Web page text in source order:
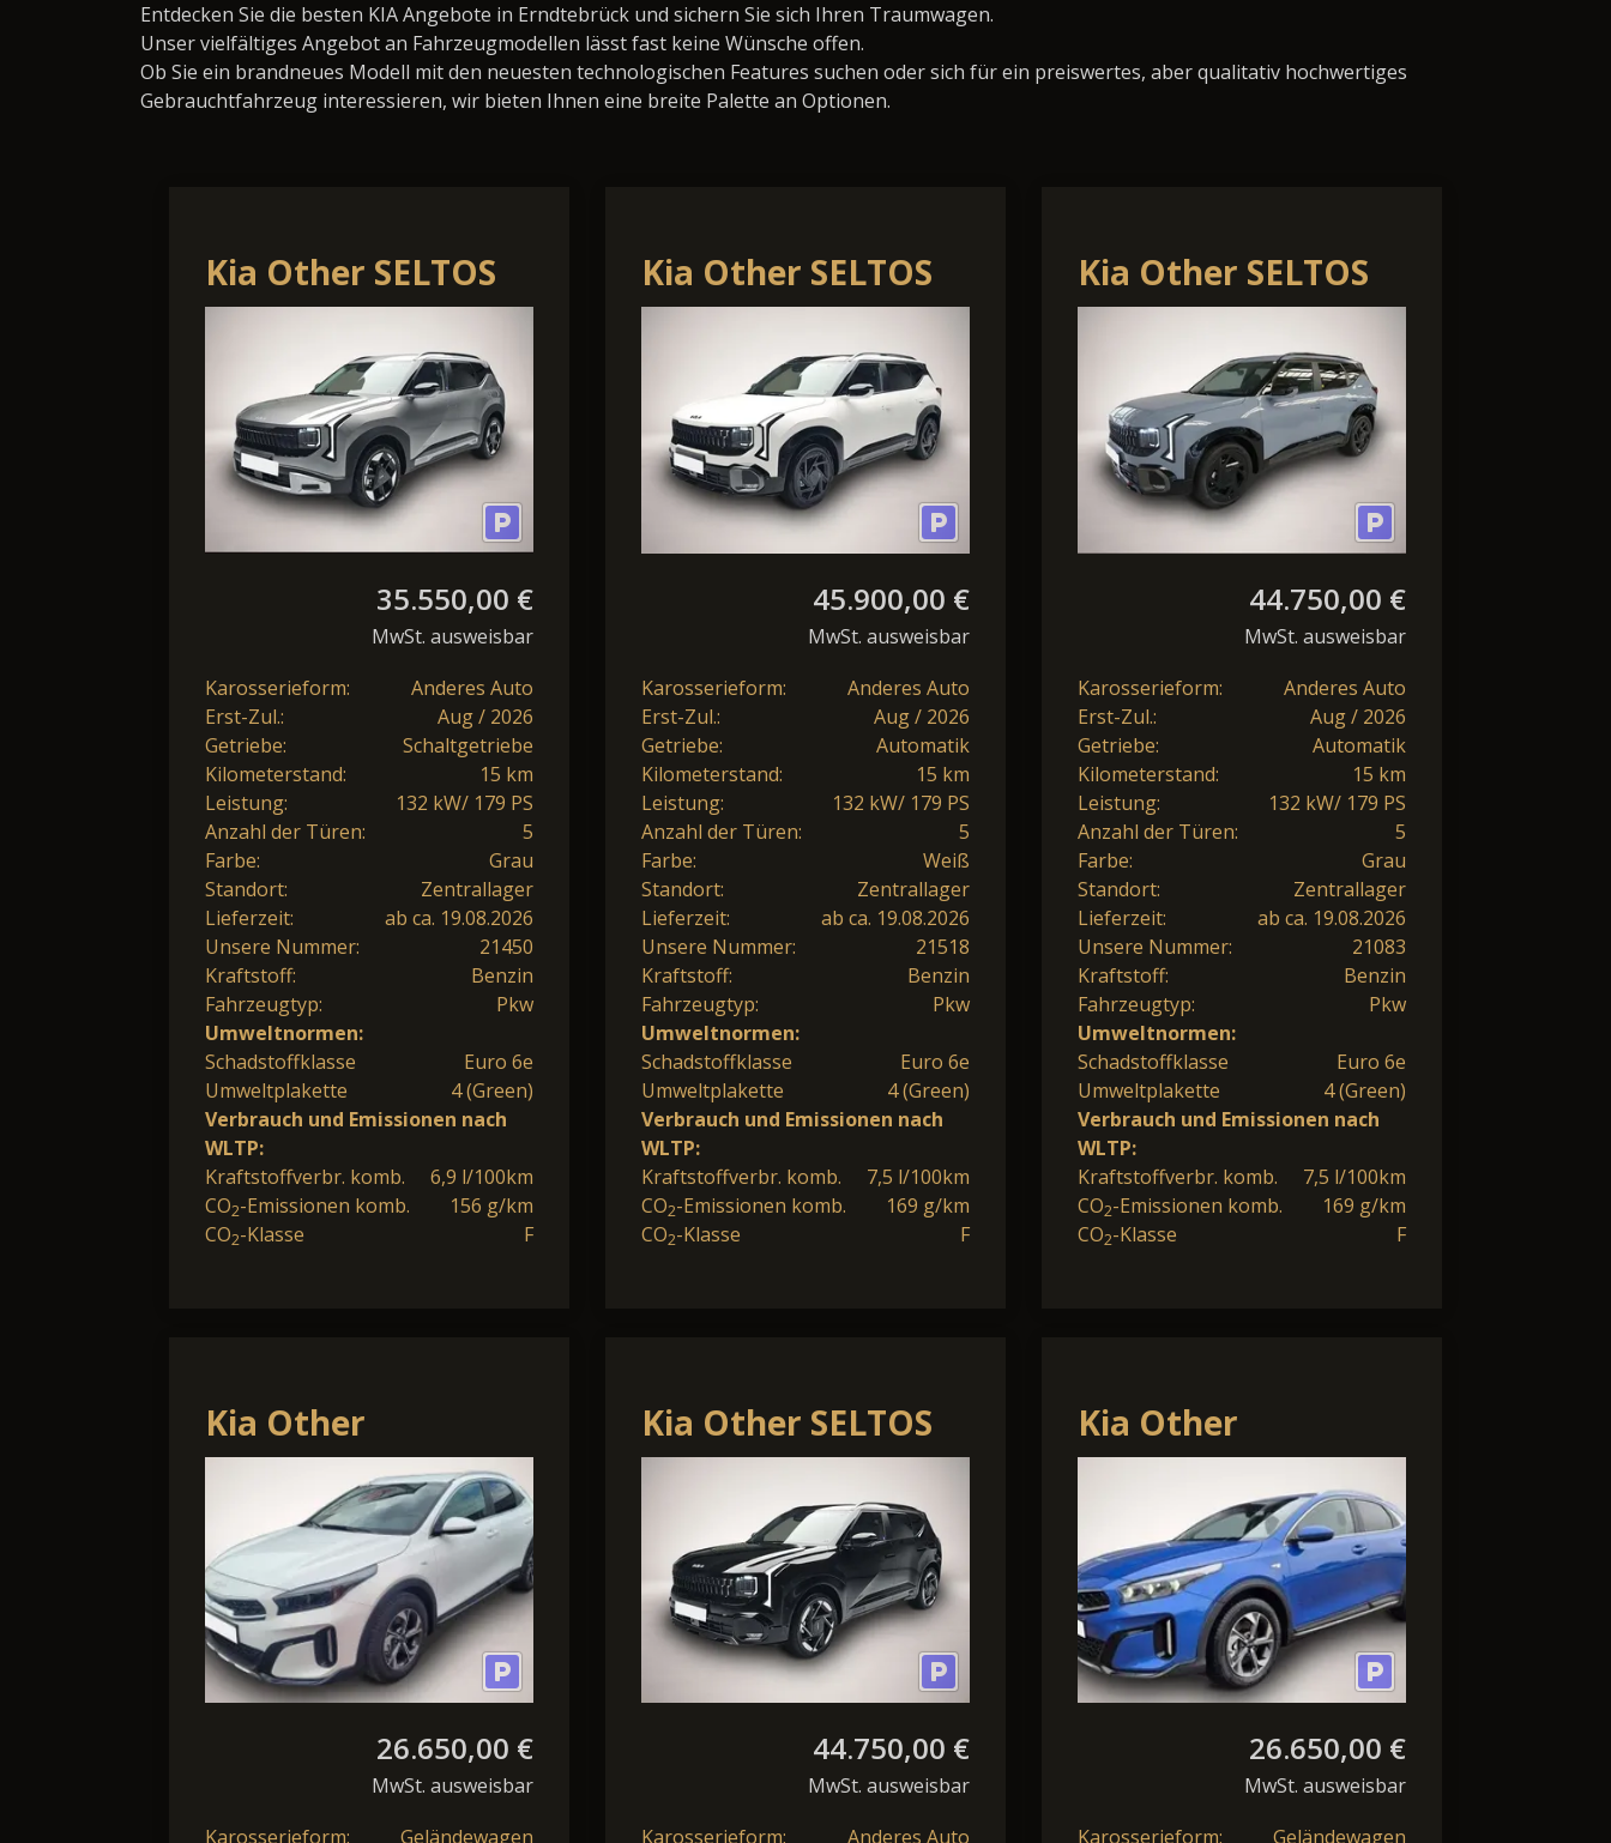
Entdecken Sie die besten KIA Angebote in Erndtebrück und sichern Sie sich Ihren Traumwagen.
Unser vielfältiges Angebot an Fahrzeugmodellen lässt fast keine Wünsche offen.
Ob Sie ein brandneues Modell mit den neuesten technologischen Features suchen oder sich für ein preiswertes, aber qualitativ hochwertiges
Gebrauchtfahrzeug interessieren, wir bieten Ihnen eine breite Palette an Optionen.
Kia Other SELTOS
1.6 T-GDI 2WD
VISION MJ27
SOUND&NAVI DESI
35.550,00 €
MwSt. ausweisbar
Karosserieform:
Anderes Auto
Erst-Zul.:
Aug / 2026
Getriebe:
Schaltgetriebe
Kilometerstand:
15 km
Leistung:
132 kW/ 179 PS
Anzahl der Türen:
5
Farbe:
Grau
Standort:
Zentrallager
Lieferzeit:
ab ca. 19.08.2026
Unsere Nummer:
21450
Kraftstoff:
Benzin
Fahrzeugtyp:
Pkw
Umweltnormen:
Schadstoffklasse
Euro 6e
Umweltplakette
4 (Green)
Verbrauch und Emissionen nach
WLTP:
Kraftstoffverbr. komb.
6,9 l/100km
CO2-Emissionen komb.
156 g/km
CO2-Klasse F
Kia Other SELTOS
1.6 T-GDI AWD DCT
X-LINE MJ27
GLASDACH
45.900,00 €
MwSt. ausweisbar
Karosserieform:
Anderes Auto
Erst-Zul.:
Aug / 2026
Getriebe:
Automatik
Kilometerstand:
15 km
Leistung:
132 kW/ 179 PS
Anzahl der Türen:
5
Farbe:
Weiß
Standort:
Zentrallager
Lieferzeit:
ab ca. 19.08.2026
Unsere Nummer:
21518
Kraftstoff:
Benzin
Fahrzeugtyp:
Pkw
Umweltnormen:
Schadstoffklasse
Euro 6e
Umweltplakette
4 (Green)
Verbrauch und Emissionen nach
WLTP:
Kraftstoffverbr. komb.
7,5 l/100km
CO2-Emissionen komb.
169 g/km
CO2-Klasse F
Kia Other SELTOS
1.6 T-GDI AWD DCT
X-LINE MJ27
44.750,00 €
MwSt. ausweisbar
Karosserieform:
Anderes Auto
Erst-Zul.:
Aug / 2026
Getriebe:
Automatik
Kilometerstand:
15 km
Leistung:
132 kW/ 179 PS
Anzahl der Türen:
5
Farbe:
Grau
Standort:
Zentrallager
Lieferzeit:
ab ca. 19.08.2026
Unsere Nummer:
21083
Kraftstoff:
Benzin
Fahrzeugtyp:
Pkw
Umweltnormen:
Schadstoffklasse
Euro 6e
Umweltplakette
4 (Green)
Verbrauch und Emissionen nach
WLTP:
Kraftstoffverbr. komb.
7,5 l/100km
CO2-Emissionen komb.
169 g/km
CO2-Klasse F
Kia Other
XCeed*Modell
2026*LED*Navi*PDC*Cam*SHZ*Alu
26.650,00 €
MwSt. ausweisbar
Karosserieform:
Geländewagen
Kia Other SELTOS
1.6 T-GDI AWD DCT
GT-LINE MJ27
COMFORT
44.750,00 €
MwSt. ausweisbar
Karosserieform:
Anderes Auto
Kia Other
XCeed*Modell
26.650,00 €
MwSt. ausweisbar
Karosserieform:
Geländewagen